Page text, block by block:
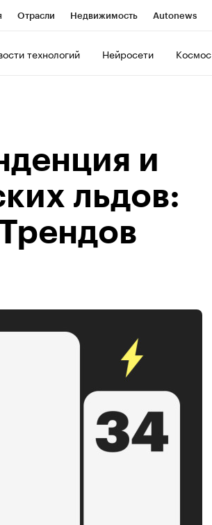
Отрасли Недвижимость Autonews
технологий Нейросети Космос
и
льдов: